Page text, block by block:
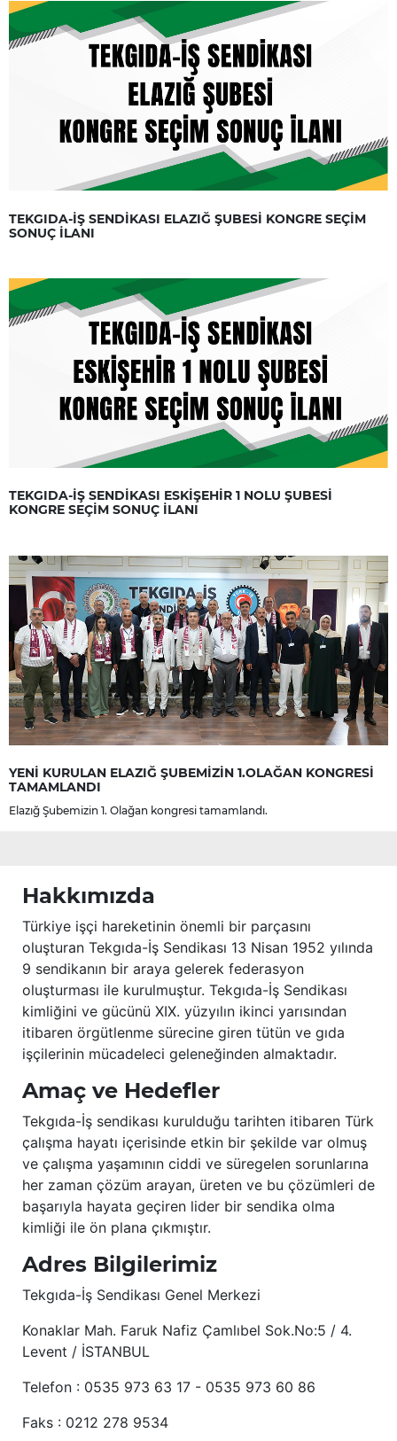
TEKGIDA-İŞ SENDİKASI ELAZIĞ ŞUBESİ KONGRE SEÇİM
SONUÇ İLANI
TEKGIDA-İŞ SENDİKASI ESKİŞEHİR 1 NOLU ŞUBESİ
KONGRE SEÇİM SONUÇ İLANI
YENİ KURULAN ELAZIĞ ŞUBEMİZİN 1.OLAĞAN KONGRESİ
TAMAMLANDI
Elazığ Şubemizin 1. Olağan kongresi tamamlandı.
Hakkımızda
Türkiye işçi hareketinin önemli bir parçasını
oluşturan Tekgıda-İş Sendikası 13 Nisan 1952 yılında
9 sendikanın bir araya gelerek federasyon
oluşturması ile kurulmuştur. Tekgıda-İş Sendikası
kimliğini ve gücünü XIX. yüzyılın ikinci yarısından
itibaren örgütlenme sürecine giren tütün ve gıda
işçilerinin mücadeleci geleneğinden almaktadır.
Amaç ve Hedefler
Tekgıda-İş sendikası kurulduğu tarihten itibaren Türk
çalışma hayatı içerisinde etkin bir şekilde var olmuş
ve çalışma yaşamının ciddi ve süregelen sorunlarına
her zaman çözüm arayan, üreten ve bu çözümleri de
başarıyla hayata geçiren lider bir sendika olma
kimliği ile ön plana çıkmıştır.
Adres Bilgilerimiz
Tekgıda-İş Sendikası Genel Merkezi
Konaklar Mah. Faruk Nafiz Çamlıbel Sok.No:5 / 4.
Levent / İSTANBUL
Telefon : 0535 973 63 17 - 0535 973 60 86
Faks : 0212 278 9534